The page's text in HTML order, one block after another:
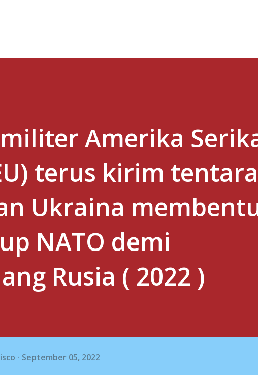
Amerika
terus kirim
Ukraina
NATO demi
Rusia ( 2022 )
September 05, 2022